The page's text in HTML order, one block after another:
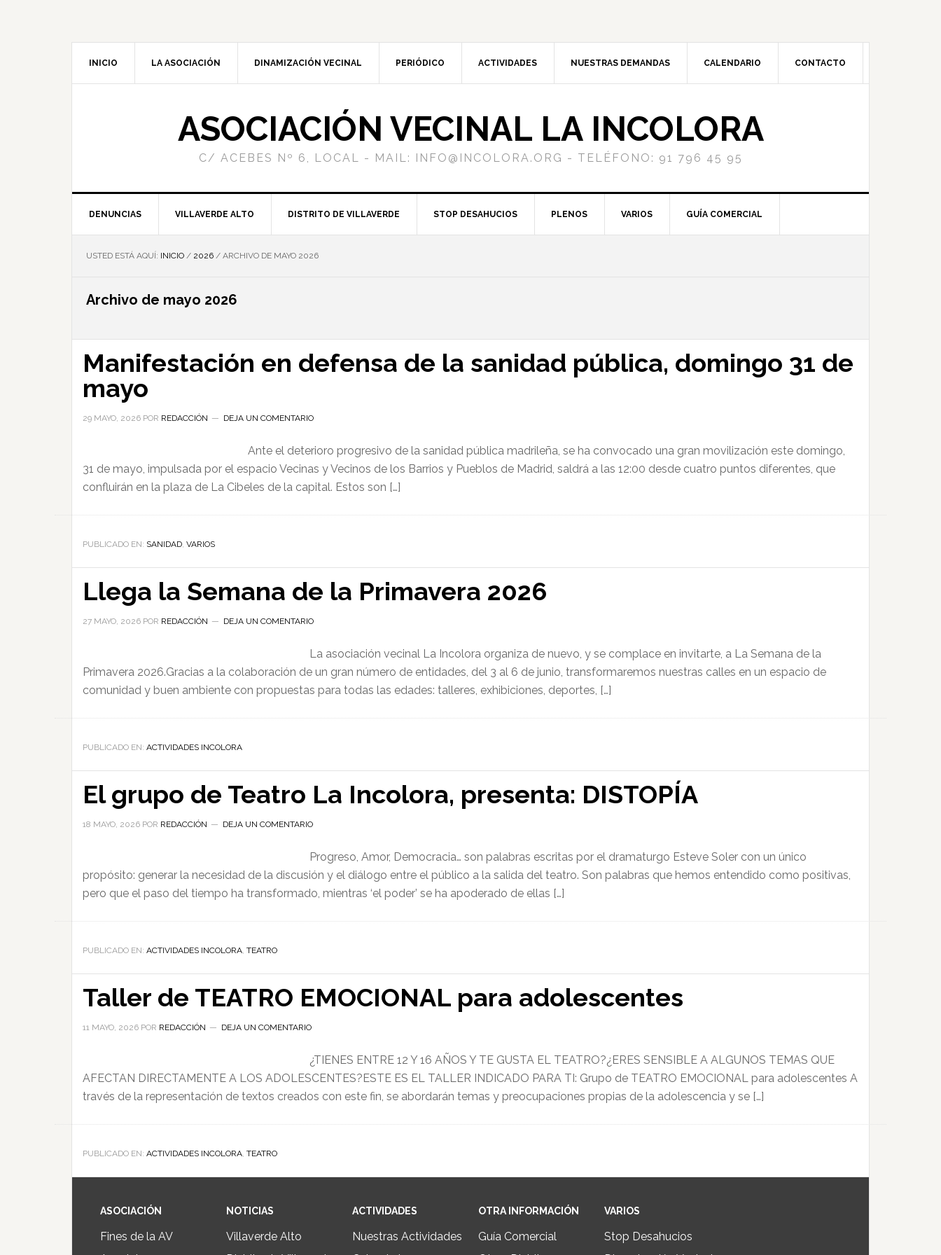
INICIO LA ASOCIACIÓN DINAMIZACIÓN VECINAL PERIÓDICO ACTIVIDADES NUESTRAS DEMANDAS CALENDARIO CONTACTO
ASOCIACIÓN VECINAL LA INCOLORA
C/ ACEBES Nº 6, LOCAL - MAIL: INFO@INCOLORA.ORG - TELÉFONO: 91 796 45 95
DENUNCIAS VILLAVERDE ALTO DISTRITO DE VILLAVERDE STOP DESAHUCIOS PLENOS VARIOS GUÍA COMERCIAL
USTED ESTÁ AQUÍ: INICIO / 2026 / ARCHIVO DE MAYO 2026
Archivo de mayo 2026
Manifestación en defensa de la sanidad pública, domingo 31 de
mayo
29 MAYO, 2026 POR REDACCIÓN DEJA UN COMENTARIO
Ante el deterioro progresivo de la sanidad pública madrileña, se ha convocado una gran movilización este domingo,
31 de mayo, impulsada por el espacio Vecinas y Vecinos de los Barrios y Pueblos de Madrid, saldrá a las 12:00 desde cuatro puntos diferentes, que
confluirán en la plaza de La Cibeles de la capital. Estos son […]
PUBLICADO EN: SANIDAD, VARIOS
Llega la Semana de la Primavera 2026
27 MAYO, 2026 POR REDACCIÓN DEJA UN COMENTARIO
La asociación vecinal La Incolora organiza de nuevo, y se complace en invitarte, a La Semana de la
Primavera 2026.Gracias a la colaboración de un gran número de entidades, del 3 al 6 de junio, transformaremos nuestras calles en un espacio de
comunidad y buen ambiente con propuestas para todas las edades: talleres, exhibiciones, deportes, […]
PUBLICADO EN: ACTIVIDADES INCOLORA
El grupo de Teatro La Incolora, presenta: DISTOPÍA
18 MAYO, 2026 POR REDACCIÓN DEJA UN COMENTARIO
Progreso, Amor, Democracia… son palabras escritas por el dramaturgo Esteve Soler con un único
propósito: generar la necesidad de la discusión y el diálogo entre el público a la salida del teatro. Son palabras que hemos entendido como positivas,
pero que el paso del tiempo ha transformado, mientras ‘el poder’ se ha apoderado de ellas […]
PUBLICADO EN: ACTIVIDADES INCOLORA, TEATRO
Taller de TEATRO EMOCIONAL para adolescentes
11 MAYO, 2026 POR REDACCIÓN DEJA UN COMENTARIO
¿TIENES ENTRE 12 Y 16 AÑOS Y TE GUSTA EL TEATRO?¿ERES SENSIBLE A ALGUNOS TEMAS QUE
AFECTAN DIRECTAMENTE A LOS ADOLESCENTES?ESTE ES EL TALLER INDICADO PARA TI: Grupo de TEATRO EMOCIONAL para adolescentes A
través de la representación de textos creados con este fin, se abordarán temas y preocupaciones propias de la adolescencia y se […]
PUBLICADO EN: ACTIVIDADES INCOLORA, TEATRO
ASOCIACIÓN
Fines de la AV
NOTICIAS
Villaverde Alto
ACTIVIDADES
Nuestras Actividades
OTRA INFORMACIÓN
Guía Comercial
VARIOS
Stop Desahucios